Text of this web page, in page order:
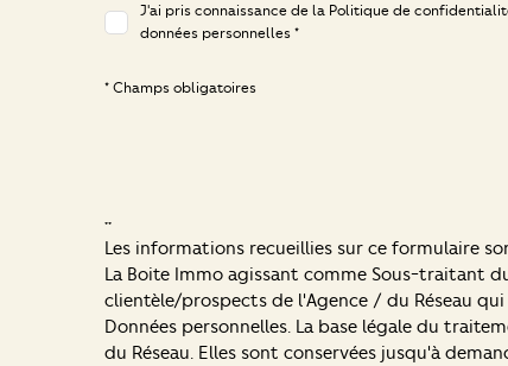
J'ai pris connaissance de la Politique de
données personnelles *
* Champs obligatoires
**
Les informations recueillies sur ce formulaire
La Boite Immo agissant comme Sous-traitant
clientèle/prospects de l'Agence / du Réseau
Données personnelles. La base légale du
du Réseau. Elles sont conservées jusqu'à